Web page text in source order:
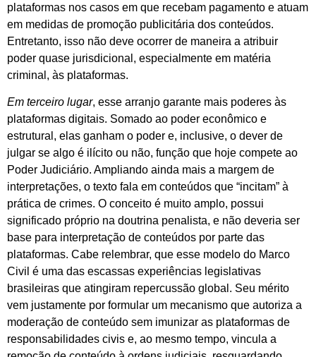
plataformas nos casos em que recebam pagamento e atuam
em medidas de promoção publicitária dos conteúdos.
Entretanto, isso não deve ocorrer de maneira a atribuir
poder quase jurisdicional, especialmente em matéria
criminal, às plataformas.
Em terceiro lugar, esse arranjo garante mais poderes às
plataformas digitais. Somado ao poder econômico e
estrutural, elas ganham o poder e, inclusive, o dever de
julgar se algo é ilícito ou não, função que hoje compete ao
Poder Judiciário. Ampliando ainda mais a margem de
interpretações, o texto fala em conteúdos que “incitam” à
prática de crimes. O conceito é muito amplo, possui
significado próprio na doutrina penalista, e não deveria ser
base para interpretação de conteúdos por parte das
plataformas. Cabe relembrar, que esse modelo do Marco
Civil é uma das escassas experiências legislativas
brasileiras que atingiram repercussão global. Seu mérito
vem justamente por formular um mecanismo que autoriza a
moderação de conteúdo sem imunizar as plataformas de
responsabilidades civis e, ao mesmo tempo, vincula a